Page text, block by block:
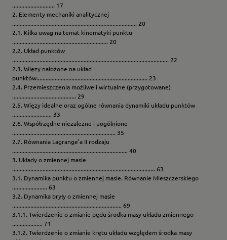
............................ 17
2. Elementy mechaniki analitycznej
.................................................................................. 20
2.1. Kilka uwag na temat kinematyki punktu
............................................................... 20
2.2. Układ punktów
....................................................................................................... 22
2.3. Więzy nałożone na układ
punktów......................................................................... 23
2.4. Przemieszczenia możliwe i wirtualne (przygotowane)
.......................................... 29
2.5. Więzy idealne oraz ogólne równania dynamiki układu punktów
.......................... 33
2.6. Współrzędne niezależne i uogólnione
.................................................................... 35
2.7. Równania Lagrange’a II rodzaju
............................................................................ 40
3. Układy o zmiennej masie
.............................................................................................. 63
3.1. Dynamika punktu o zmiennej masie. Równanie Mieszczerskiego
....................... 63
3.2. Dynamika bryły o zmiennej masie
........................................................................ 69
3.1.1. Twierdzenie o zmianie pędu środka masy układu zmiennego
.................... 71
3.1.2. Twierdzenie o zmianie krętu układu względem środka masy